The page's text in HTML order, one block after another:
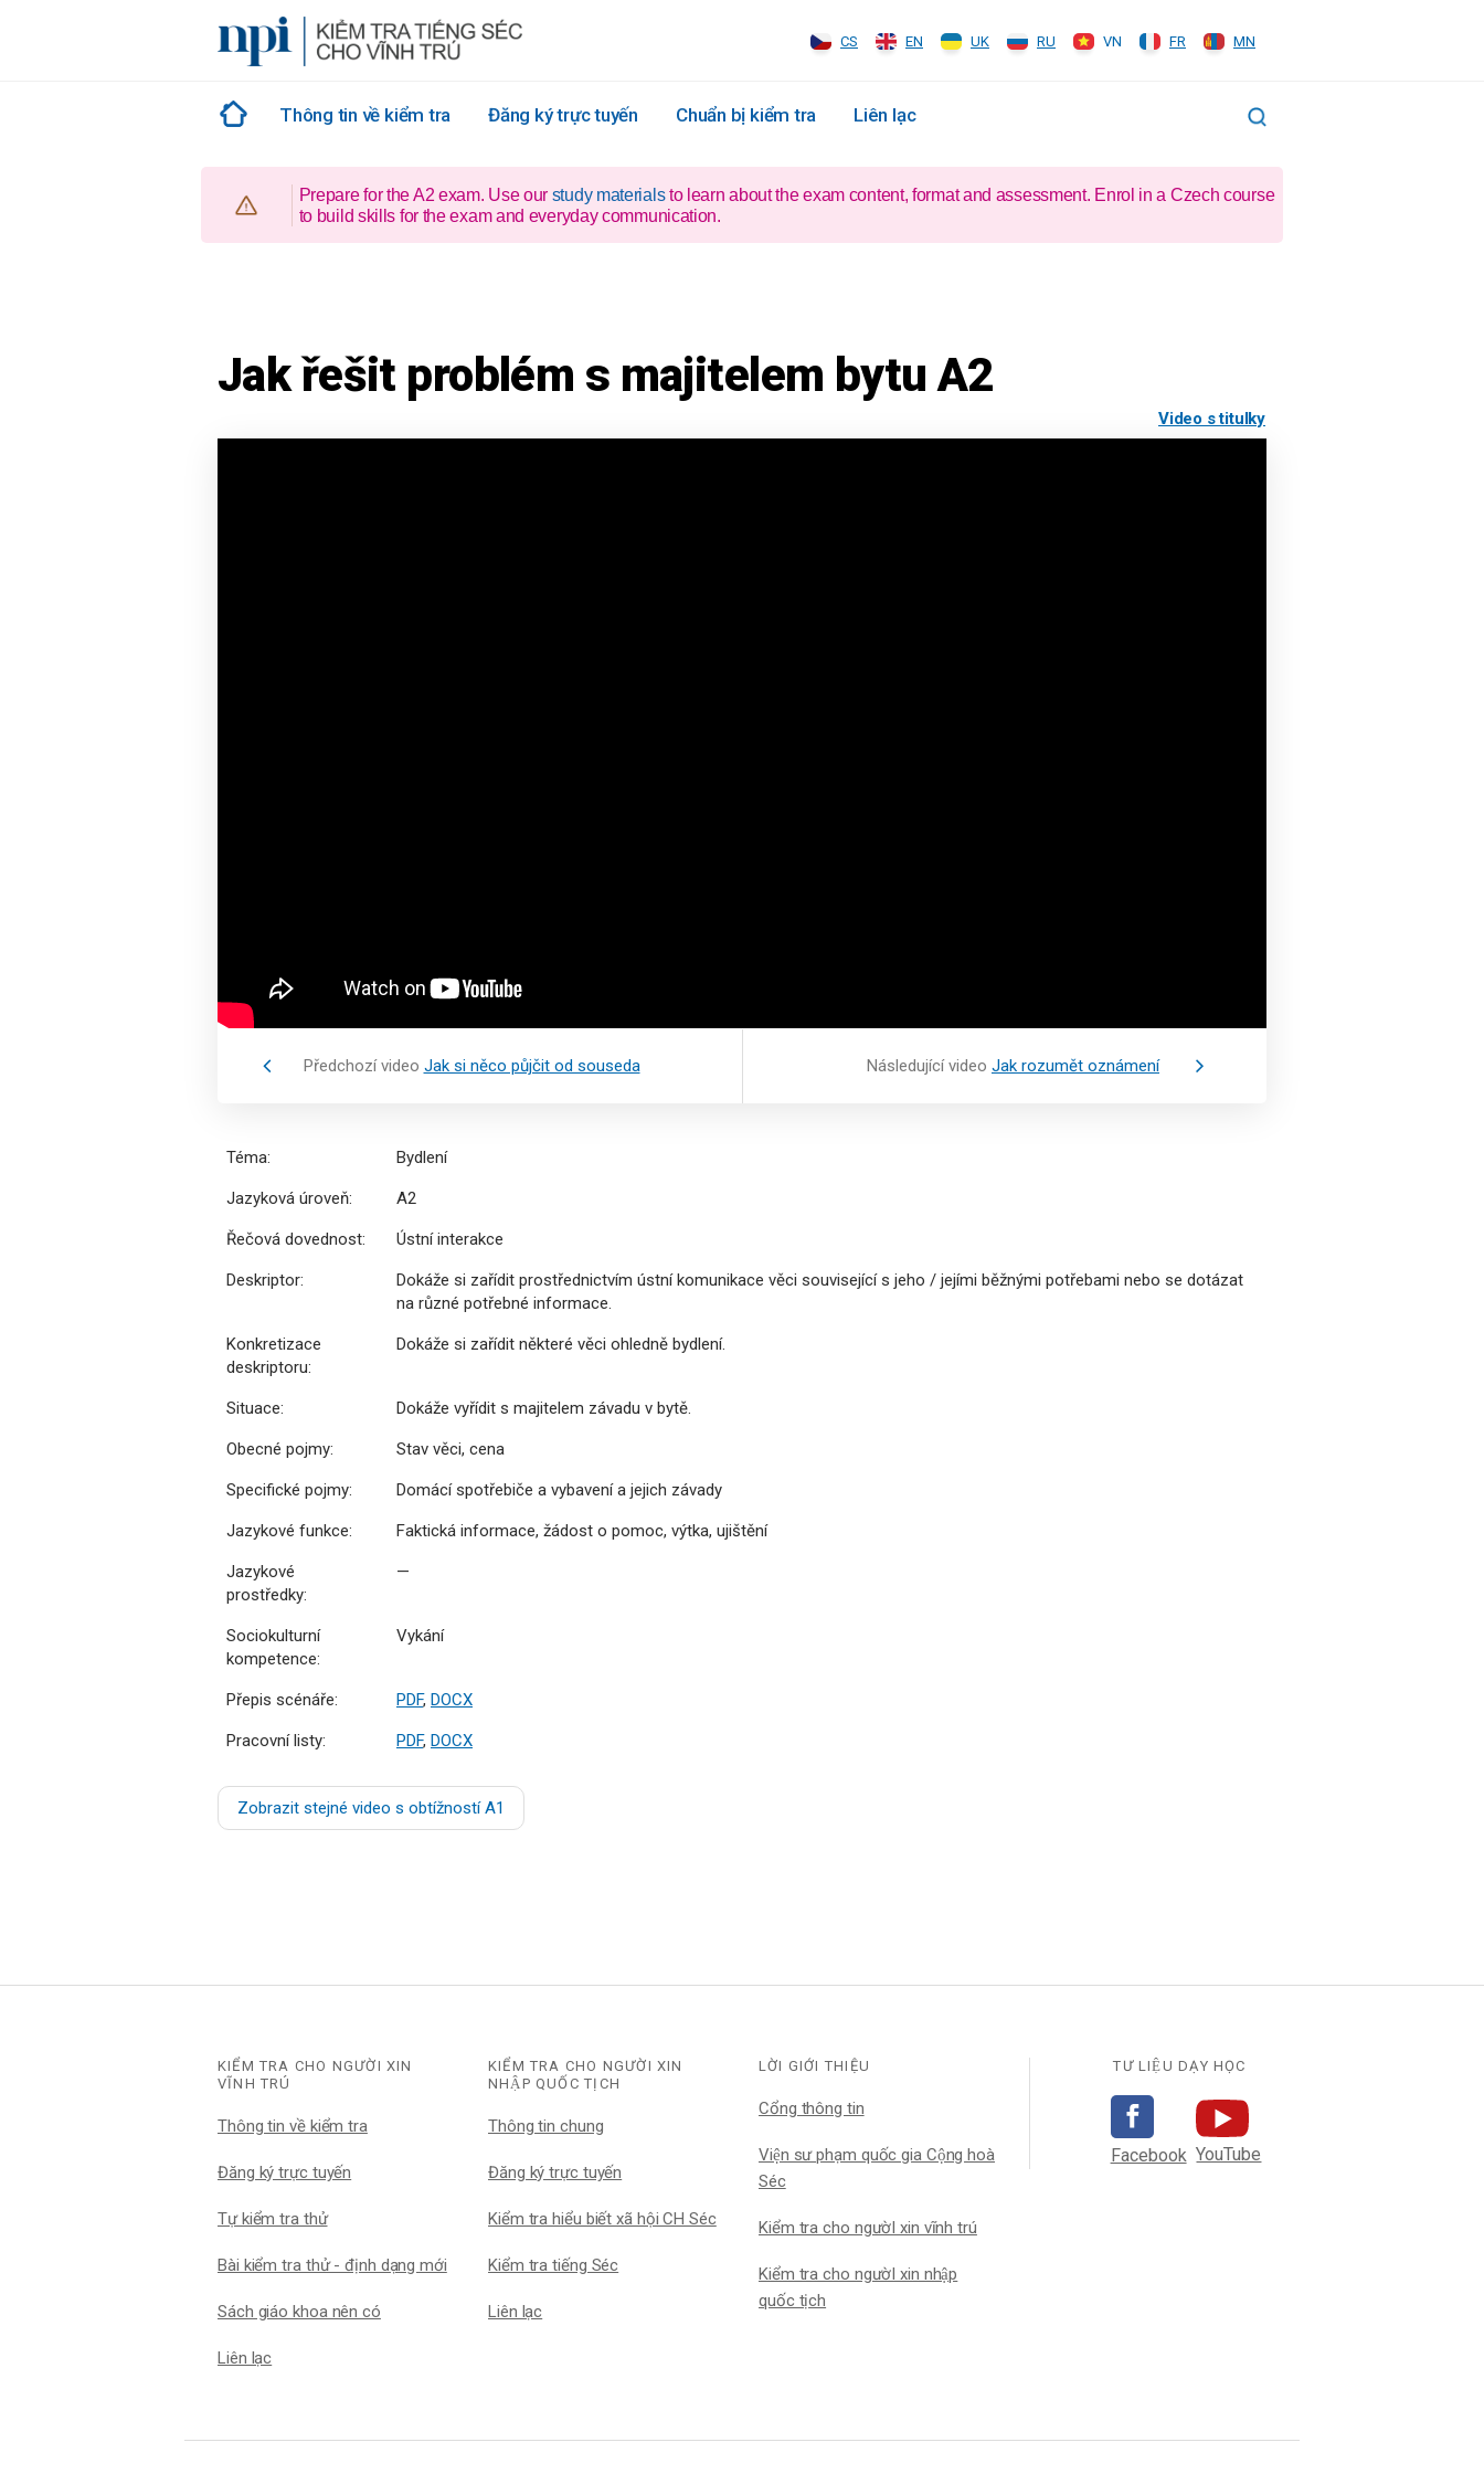
CS EN UK RU VN FR MN
Thông tin về kiểm tra Đăng ký trực tuyến Chuẩn bị kiểm tra Liên lạc
Prepare for the A2 exam. Use our study materialsto learn about the exam content, format and assessment. Enrol in a Czech course
to build skills for the exam and everyday communication.
Jak řešit problém s majitelem bytu A2
Video s titulky
Předchozí video Jak si něco půjčit od souseda Následující video Jak rozumět oznámení
Téma: Bydlení
Jazyková úroveň: A2
Řečová dovednost: Ústní interakce
Deskriptor:
Dokáže si zařídit prostřednictvím ústní komunikace věci související s jeho / jejími běžnými potřebami nebo se dotázat
na různé potřebné informace.
Konkretizace
deskriptoru:
Dokáže si zařídit některé věci ohledně bydlení.
Situace: Dokáže vyřídit s majitelem závadu v bytě.
Obecné pojmy: Stav věci, cena
Specifické pojmy: Domácí spotřebiče a vybavení a jejich závady
Jazykové funkce: Faktická informace, žádost o pomoc, výtka, ujištění
Jazykové
prostředky:
—
Sociokulturní
kompetence:
Vykání
Přepis scénáře: PDF, DOCX
Pracovní listy: PDF, DOCX
Zobrazit stejné video s obtížností A1
KIỂM TRA CHO NGƯỜI XIN
VĨNH TRÚ
Thông tin về kiểm tra
Đăng ký trực tuyến
Tự kiểm tra thử
Bài kiểm tra thử - định dạng mới
Sách giáo khoa nên có
Liên lạc
KIỂM TRA CHO NGƯỜI XIN
NHẬP QUỐC TỊCH
Thông tin chung
Đăng ký trực tuyến
Kiểm tra hiểu biết xã hội CH Séc
Kiểm tra tiếng Séc
Liên lạc
LỜI GIỚI THIỆU
Cổng thông tin
Viện sư phạm quốc gia Cộng hoà
Séc
Kiểm tra cho ngườI xin vĩnh trú
Kiểm tra cho ngườI xin nhập
quốc tịch
TƯ LIỆU DẠY HỌC
Facebook YouTube